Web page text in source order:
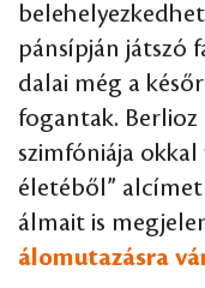
pánsípján játszó
dalai még a
fogantak. Berlioz
szimfóniája okkal
életéből”
álmait is
álomutazásra